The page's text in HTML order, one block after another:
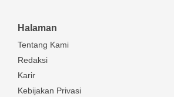
Halaman
Tentang Kami
Redaksi
Karir
Kebijakan Privasi